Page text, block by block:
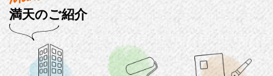
満天のご紹介